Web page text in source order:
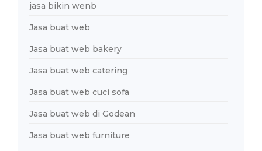
jasa bikin wenb
Jasa buat web
Jasa buat web bakery
Jasa buat web catering
Jasa buat web cuci sofa
Jasa buat web di Godean
Jasa buat web furniture